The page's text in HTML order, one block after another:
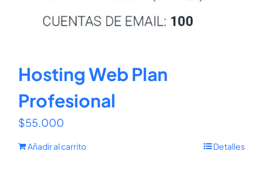
Hosting Web Plan
Profesional
$55.000
Añadir al carrito Detalles